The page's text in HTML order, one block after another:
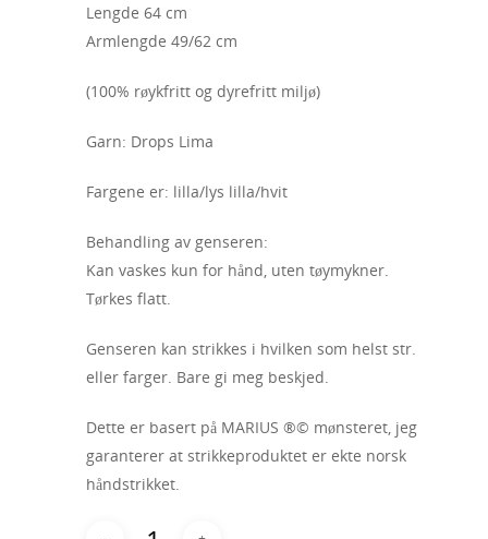
Lengde 64 cm
Armlengde 49/62 cm
(100% røykfritt og dyrefritt miljø)
Garn: Drops Lima
Fargene er: lilla/lys lilla/hvit
Behandling av genseren:
Kan vaskes kun for hånd, uten tøymykner.
Tørkes flatt.
Genseren kan strikkes i hvilken som helst str.
eller farger. Bare gi meg beskjed.
Dette er basert på MARIUS ®© mønsteret, jeg
garanterer at strikkeproduktet er ekte norsk
håndstrikket.